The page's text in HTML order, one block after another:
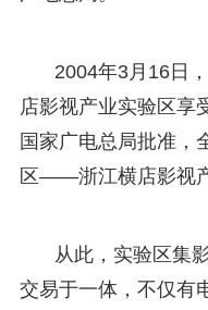
2004年3月16日
店影视产业实验区享
国家广电总局批准，
区——浙江横店影视
从此，实验区集
交易于一体，不仅有